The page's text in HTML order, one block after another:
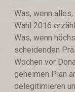
Was, wenn
Wahl 2016
Was, wenn
scheidenden
Wochen vor
geheimen Plan
delegitimieren